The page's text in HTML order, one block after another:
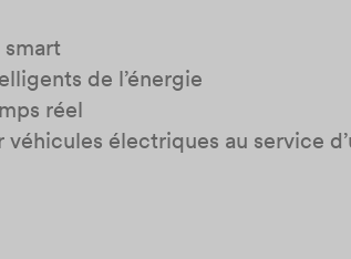
smart
de l’énergie
réel
électriques au service